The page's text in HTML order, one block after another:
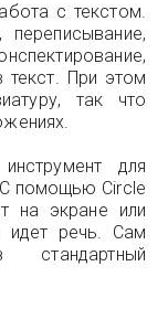
с текстом.
текст. При этом
так что
для
помощью Circle
на экране или
идет речь. Сам
стандартный